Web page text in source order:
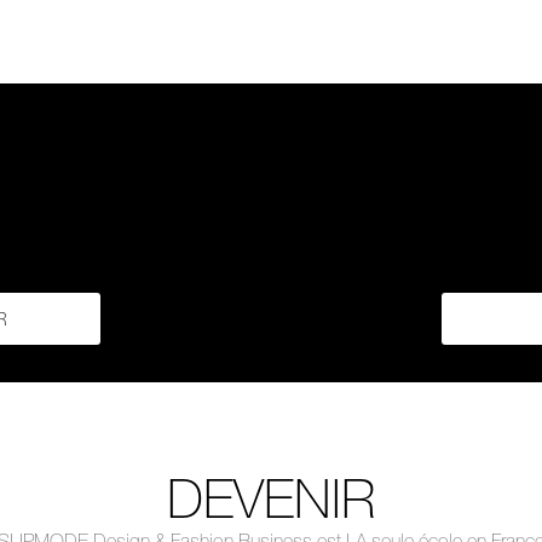
DEVENIR